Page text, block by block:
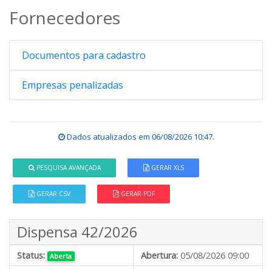
Fornecedores
Documentos para cadastro
Empresas penalizadas
Dados atualizados em 06/08/2026 10:47.
PESQUISA AVANÇADA GERAR XLS
GERAR CSV GERAR PDF
Dispensa 42/2026
Status: Aberta Abertura: 05/08/2026 09:00